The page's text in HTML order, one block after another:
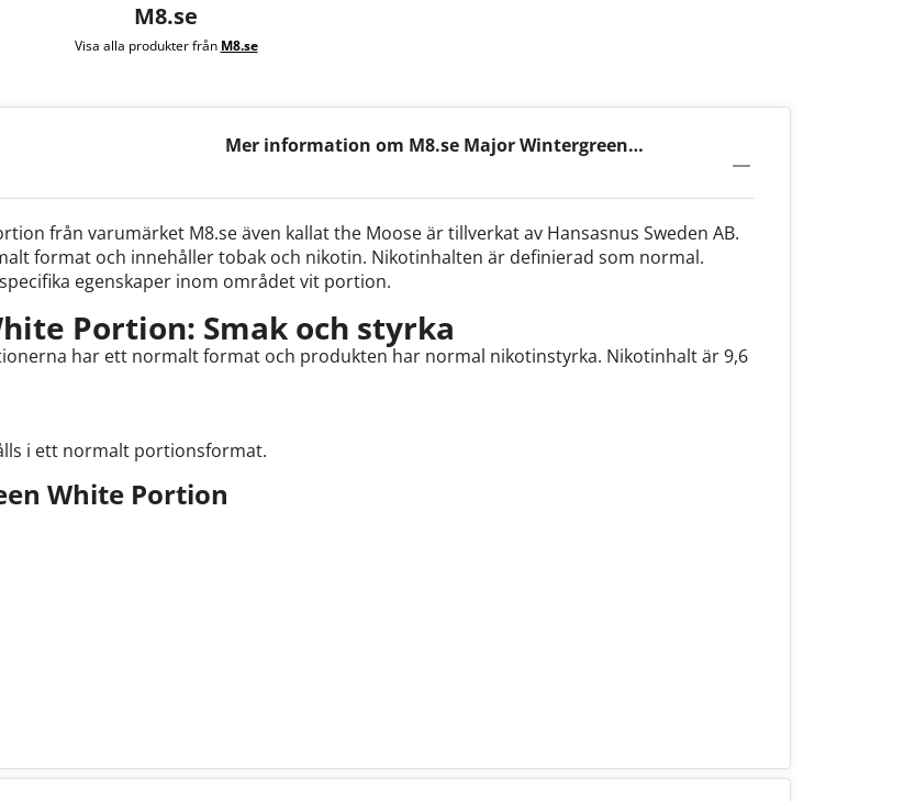
Mer information om M8.se Major Wintergreen
från varumärket M8.se även kallat the Moose är tillverkat av Hansasnus Sweden AB.
format och innehåller tobak och nikotin. Nikotinhalten är definierad som normal.
egenskaper inom området vit portion.
Portion: Smak och styrka
har ett normalt format och produkten har normal nikotinstyrka. Nikotinhalt är 9,6
i ett normalt portionsformat.
White Portion
M8.se
Visa alla produkter från M8.se